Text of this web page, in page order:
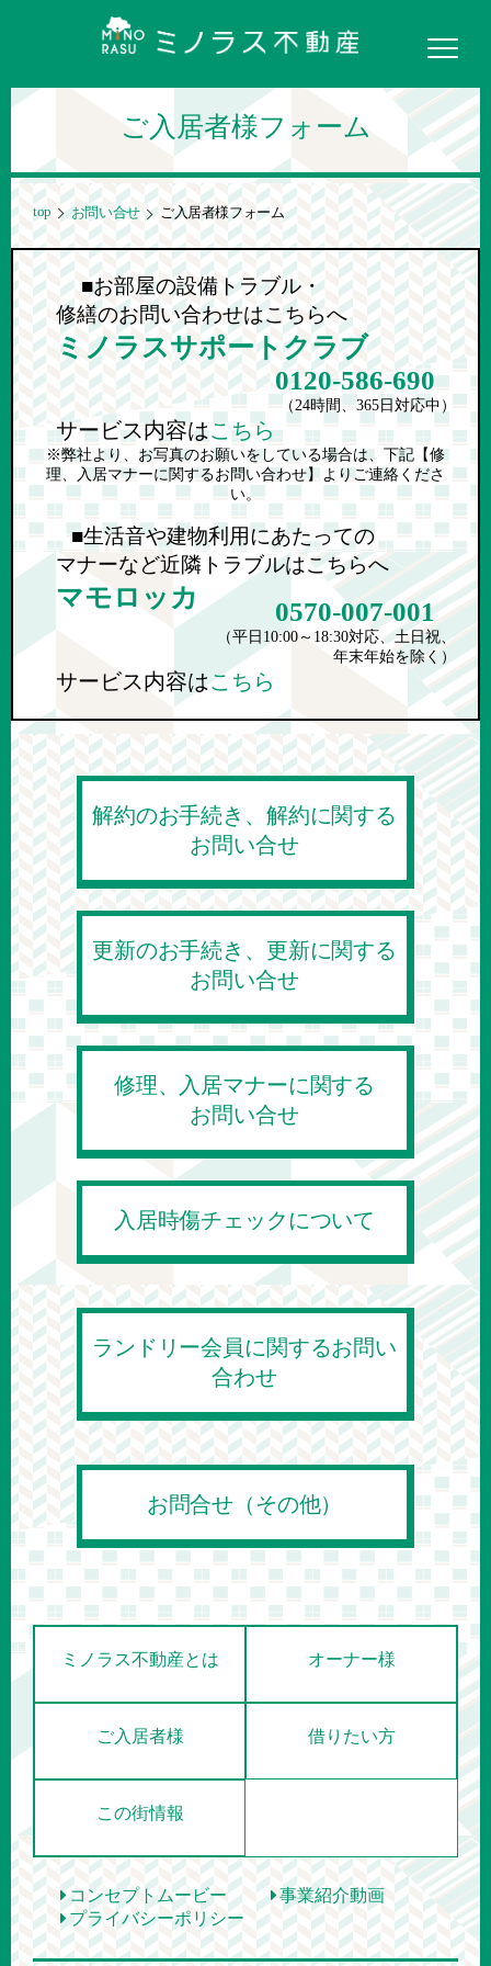
ご入居者様フォーム
top お問い合せ ご入居者様フォーム
■お部屋の設備トラブル・
修繕のお問い合わせはこちらへ
ミノラスサポートクラブ
0120-586-690
（24時間、365日対応中）
サービス内容はこちら
※弊社より、お写真のお願いをしている場合は、下記【修
理、入居マナーに関するお問い合わせ】よりご連絡くださ
い。
■生活音や建物利用にあたっての
マナーなど近隣トラブルはこちらへ
マモロッカ 0570-007-001
（平日10:00～18:30対応、土日祝、
年末年始を除く）
サービス内容はこちら
解約のお手続き、解約に関する
お問い合せ
更新のお手続き、更新に関する
お問い合せ
修理、入居マナーに関する
お問い合せ
入居時傷チェックについて
ランドリー会員に関するお問い
合わせ
お問合せ（その他）
ミノラス不動産とは オーナー様
ご入居者様 借りたい方
この街情報
コンセプトムービー
事業紹介動画
プライバシーポリシー